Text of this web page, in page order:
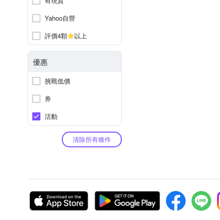
Yahoo自營
評價4顆
以上
優惠
挑戰低價
券
活動
清除所有條件